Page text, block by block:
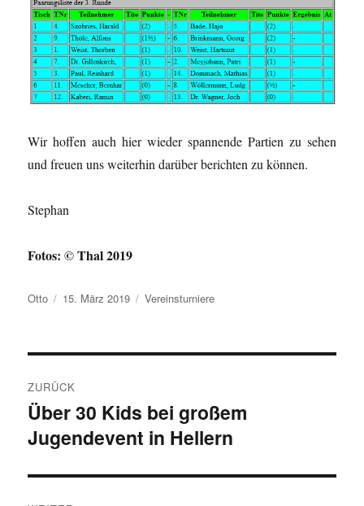
Wir hoffen auch hier wieder spannende Partien zu sehen
und freuen uns weiterhin darüber berichten zu können.
Stephan
Fotos: © Thal 2019
Autor
Otto
Veröffentlicht
15. März 2019 Kategorien
Vereinsturniere
ZURÜCK
Vorheriger
Beitrag:
Über 30 Kids bei großem
Jugendevent in Hellern